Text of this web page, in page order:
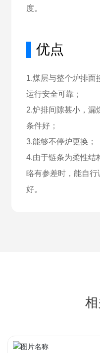
度。
优点
1.煤层与整个炉排面
运行安全可靠；
2.炉排间隙甚小，漏
条件好；
3.能够不停炉更换；
4.由于链条为柔性结
略有参差时，能自行
好。